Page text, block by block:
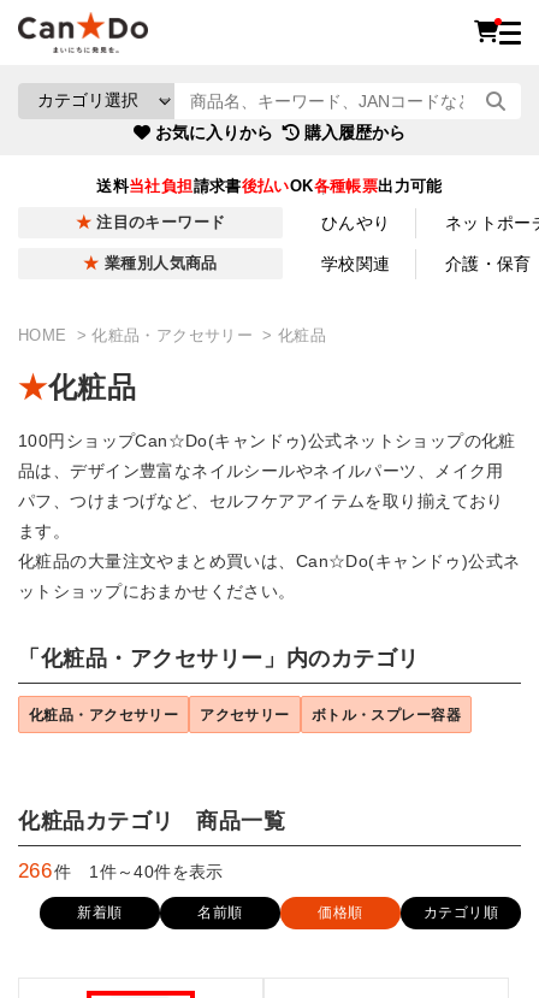
お気に入りから 購入履歴から
送料当社負担請求書後払いOK各種帳票出力可能
注目のキーワード ひんやり ネットポー
業種別人気商品 学校関連 介護・保育
HOME 化粧品・アクセサリー 化粧品
化粧品
100円ショップCan☆Do(キャンドゥ)公式ネットショップの化粧
品は、デザイン豊富なネイルシールやネイルパーツ、メイク用
パフ、つけまつげなど、セルフケアアイテムを取り揃えており
ます。
化粧品の大量注文やまとめ買いは、Can☆Do(キャンドゥ)公式ネ
ットショップにおまかせください。
「化粧品・アクセサリー」内のカテゴリ
化粧品・アクセサリー アクセサリー ボトル・スプレー容器
化粧品カテゴリ 商品一覧
266件 1件～40件を表示
新着順 名前順 価格順 カテゴリ順